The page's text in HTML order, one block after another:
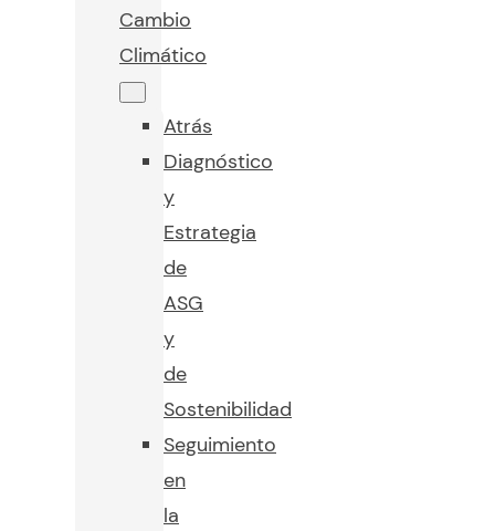
Cambio
Climático
Atrás
Diagnóstico
y
Estrategia
de
ASG
y
de
Sostenibilidad
Seguimiento
en
la